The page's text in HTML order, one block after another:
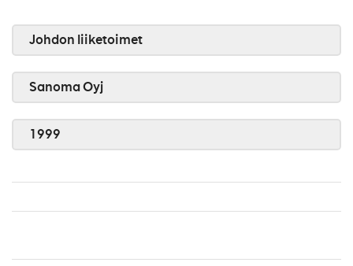
Johdon liiketoimet
Sanoma Oyj
1999